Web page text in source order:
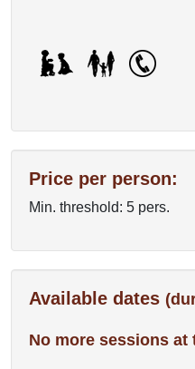
Price per person:
Min. threshold: 5 pers.
Available dates
No more sessions at